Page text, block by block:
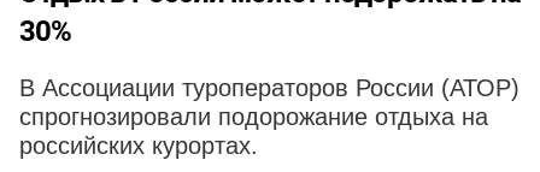
30%
В Ассоциации туроператоров России (АТОР)
спрогнозировали подорожание отдыха на
российских курортах.